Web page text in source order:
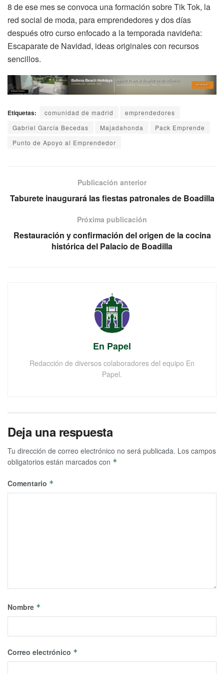
8 de ese mes se convoca una formación sobre Tik Tok, la
red social de moda, para emprendedores y dos días
después otro curso enfocado a la temporada navideña:
Escaparate de Navidad, ideas originales con recursos
sencillos.
Etiquetas: comunidad de madrid
emprendedores
Gabriel García Becedas
Majadahonda
Pack Emprende
Punto de Apoyo al Emprendedor
Publicación anterior
Taburete inaugurará las fiestas patronales de Boadilla
Próxima publicación
Restauración y confirmación del origen de la cocina
histórica del Palacio de Boadilla
En Papel
Redacción de diversos colaboradores del equipo En
Papel.
Deja una respuesta
Tu dirección de correo electrónico no será publicada. Los campos
obligatorios están marcados con *
Comentario *
Nombre *
Correo electrónico *